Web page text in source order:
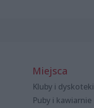
Miejsca
Kluby i dyskoteki
Puby i kawiarnie